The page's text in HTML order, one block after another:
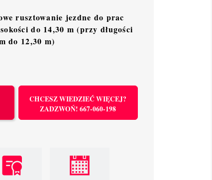
rusztowanie jezdne do prac
do 14,30 m (przy długości
do 12,30 m)
CHCESZ WIEDZIEĆ WIĘCEJ?
ZADZWOŃ! 667-060-198